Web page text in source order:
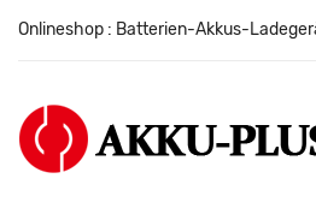
Onlineshop : Batterien-Akkus-